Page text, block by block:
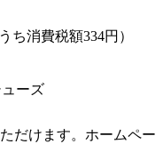
ち消費税額334円）
ーズ
だけます。ホームペー